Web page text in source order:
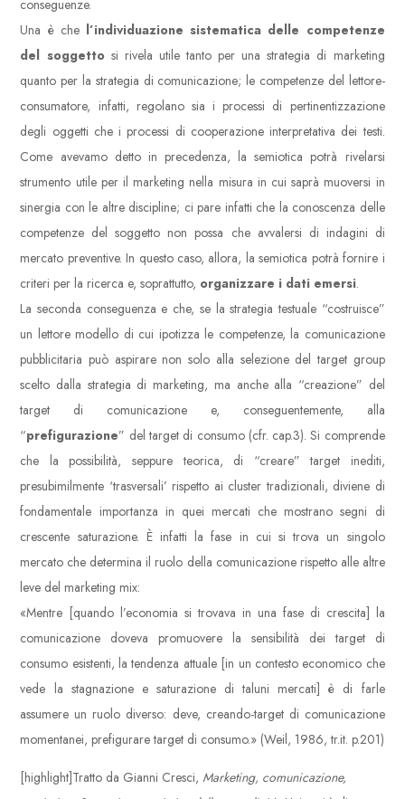
conseguenze.
Una è che l’individuazione sistematica delle competenze
del soggetto si rivela utile tanto per una strategia di marketing
quanto per la strategia di comunicazione; le competenze del lettore-
consumatore, infatti, regolano sia i processi di pertinentizzazione
degli oggetti che i processi di cooperazione interpretativa dei testi.
Come avevamo detto in precedenza, la semiotica potrà rivelarsi
strumento utile per il marketing nella misura in cui saprà muoversi in
sinergia con le altre discipline; ci pare infatti che la conoscenza delle
competenze del soggetto non possa che avvalersi di indagini di
mercato preventive. In questo caso, allora, la semiotica potrà fornire i
criteri per la ricerca e, soprattutto, organizzare i dati emersi.
La seconda conseguenza e che, se la strategia testuale “costruisce”
un lettore modello di cui ipotizza le competenze, la comunicazione
pubblicitaria può aspirare non solo alla selezione del target group
scelto dalla strategia di marketing, ma anche alla “creazione” del
target di comunicazione e, conseguentemente, alla
“prefigurazione” del target di consumo (cfr. cap.3). Si comprende
che la possibilità, seppure teorica, di “creare” target inediti,
presubimilmente ‘trasversali’ rispetto ai cluster tradizionali, diviene di
fondamentale importanza in quei mercati che mostrano segni di
crescente saturazione. È infatti la fase in cui si trova un singolo
mercato che determina il ruolo della comunicazione rispetto alle altre
leve del marketing mix:
«Mentre [quando l’economia si trovava in una fase di crescita] la
comunicazione doveva promuovere la sensibilità dei target di
consumo esistenti, la tendenza attuale [in un contesto economico che
vede la stagnazione e saturazione di taluni mercati] è di farle
assumere un ruolo diverso: deve, creando-target di comunicazione
momentanei, prefigurare target di consumo.» (Weil, 1986, tr.it. p.201)
[highlight]Tratto da Gianni Cresci,Marketing, comunicazione,